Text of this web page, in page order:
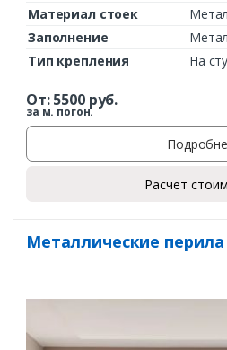
Материал стоек
Заполнение
Тип крепления
На
От:5500руб.
за м. погон.
Расчет
Металлические